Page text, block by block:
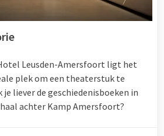
Leusden-Amersfoort ligt het
plek om een theaterstuk te
je liever de geschiedenisboeken in
achter Kamp Amersfoort?